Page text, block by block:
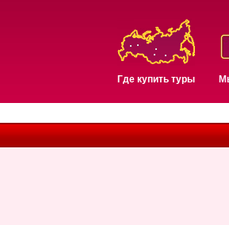
Где купить туры